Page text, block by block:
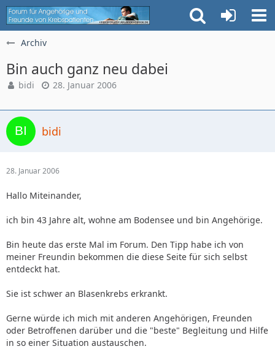
Archiv
Bin auch ganz neu dabei
bidi 28. Januar 2006
bidi
28. Januar 2006
Hallo Miteinander,
ich bin 43 Jahre alt, wohne am Bodensee und bin Angehörige.
Bin heute das erste Mal im Forum. Den Tipp habe ich von
meiner Freundin bekommen die diese Seite für sich selbst
entdeckt hat.
Sie ist schwer an Blasenkrebs erkrankt.
Gerne würde ich mich mit anderen Angehörigen, Freunden
oder Betroffenen darüber und die "beste" Begleitung und Hilfe
in so einer Situation austauschen.